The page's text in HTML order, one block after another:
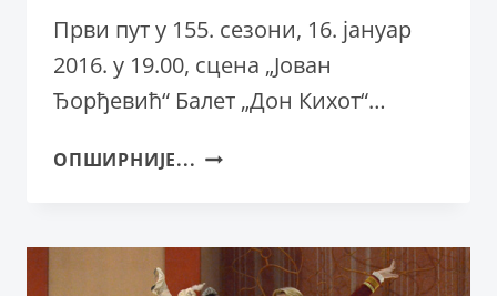
Први пут у 155. сезони, 16. јануар
2016. у 19.00, сцена „Јован
Ђорђевић“ Балет „Дон Кихот“…
ОПШИРНИЈЕ... ПУБЛИКА
УЖИВА